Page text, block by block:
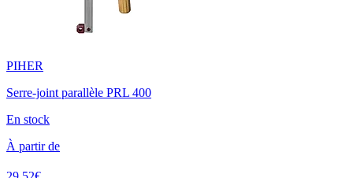
PIHER
Serre-joint parallèle PRL 400
En stock
À partir de